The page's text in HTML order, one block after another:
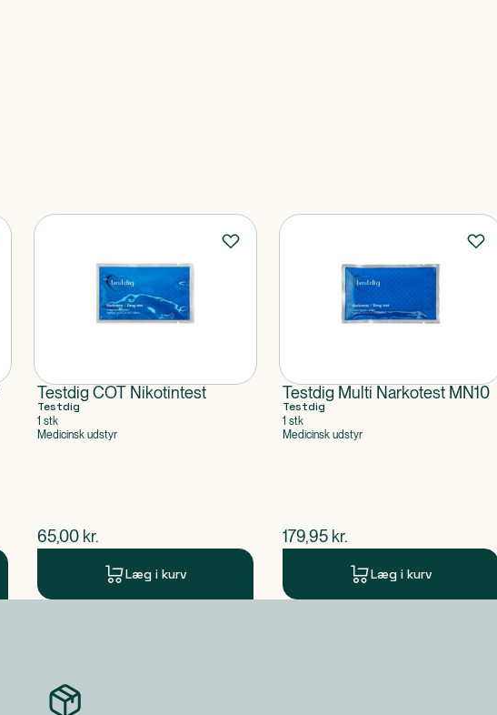
Testdig COT Nikotintest
Testdig
1 stk
Medicinsk udstyr
$nuværende pris
65,00 kr.
Læg i kurv
Testdig Multi Narkotest MN10
Testdig
1 stk
Medicinsk udstyr
$nuværende pris
179,95 kr.
Læg i kurv